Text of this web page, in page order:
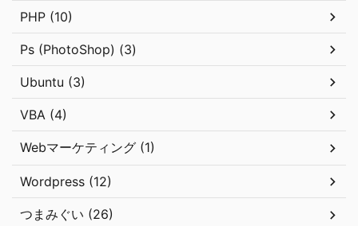
PHP (10)
Ps (PhotoShop) (3)
Ubuntu (3)
VBA (4)
Webマーケティング (1)
Wordpress (12)
つまみぐい (26)